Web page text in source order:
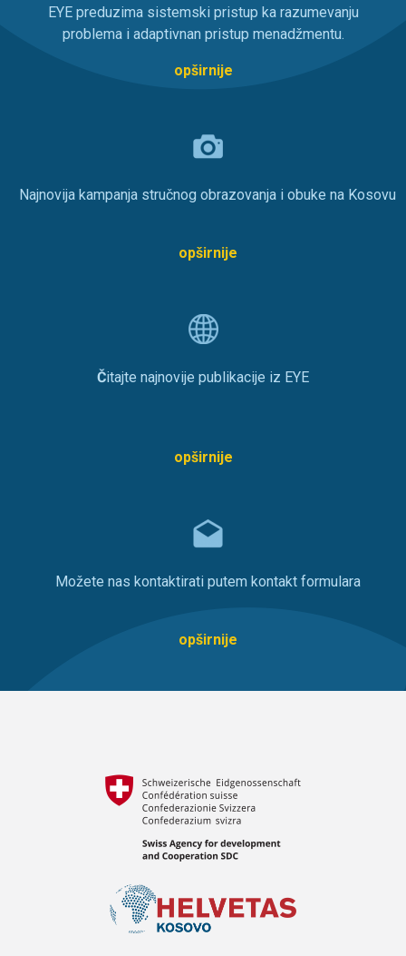
EYE preduzima sistemski pristup ka razumevanju
problema i adaptivnan pristup menadžmentu.
opširnije
Najnovija kampanja stručnog obrazovanja i obuke na Kosovu
opširnije
Čitajte najnovije publikacije iz EYE
opširnije
Možete nas kontaktirati putem kontakt formulara
opširnije